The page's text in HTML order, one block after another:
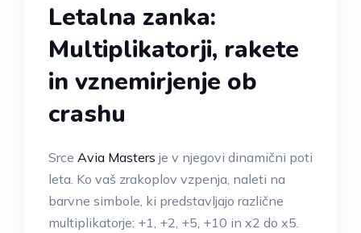
Letalna zanka:
Multiplikatorji, rakete
in vznemirjenje ob
crashu
Srce Avia Masters je v njegovi dinamični poti
leta. Ko vaš zrakoplov vzpenja, naleti na
barvne simbole, ki predstavljajo različne
multiplikatorje: +1, +2, +5, +10 in x2 do x5.